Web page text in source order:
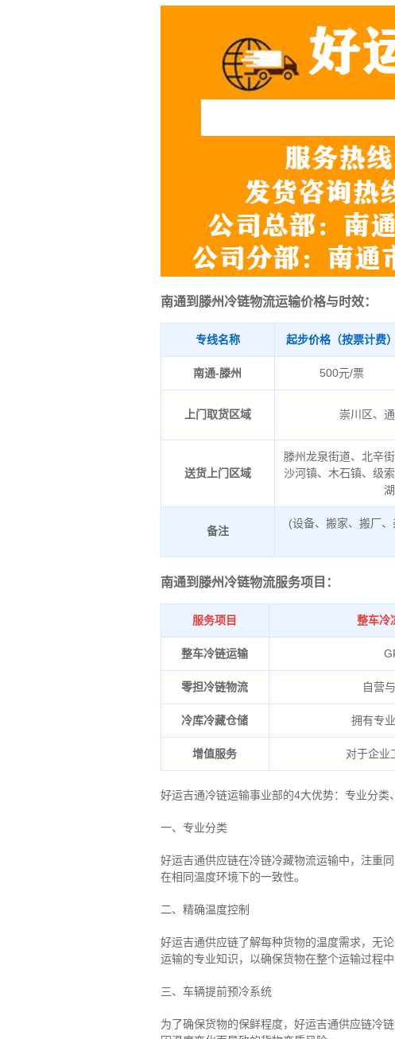
南通到滕州冷链物流运输价格与时效：
专线名称 起步价格（按票计费）
南通-滕州 500元/票
上门取货区域 崇川区、
送货上门区域
滕州龙泉街道、北辛
沙河镇、木石镇、级
备注
(设备、搬家、搬厂
南通到滕州冷链物流服务项目：
服务项目 整车冷
整车冷链运输
零担冷链物流 自营
冷库冷藏仓储 拥有专
增值服务 对于企业
好运吉通冷链运输事业部的4大优势： 专业分类、
一、专业分类
好运吉通供应链在冷链冷藏物流运输中，注重
在相同温度环境下的一致性。
二、 精确温度控制
好运吉通供应链了解每种货物的温度需求，无
运输的专业知识，以确保货物在整个运输过程中
三、车辆提前预冷系统
为了确保货物的保鲜程度，好运吉通供应链冷